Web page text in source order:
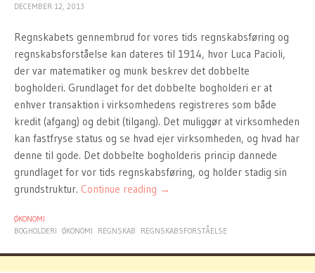
DECEMBER 12, 2013
Regnskabets gennembrud for vores tids regnskabsføring og
regnskabsforståelse kan dateres til 1914, hvor Luca Pacioli,
der var matematiker og munk beskrev det dobbelte
bogholderi. Grundlaget for det dobbelte bogholderi er at
enhver transaktion i virksomhedens registreres som både
kredit (afgang) og debit (tilgang). Det muliggør at virksomheden
kan fastfryse status og se hvad ejer virksomheden, og hvad har
denne til gode. Det dobbelte bogholderis princip dannede
grundlaget for vor tids regnskabsføring, og holder stadig sin
grundstruktur. Continue reading →
ØKONOMI
BOGHOLDERI ØKONOMI REGNSKAB REGNSKABSFORSTÅELSE